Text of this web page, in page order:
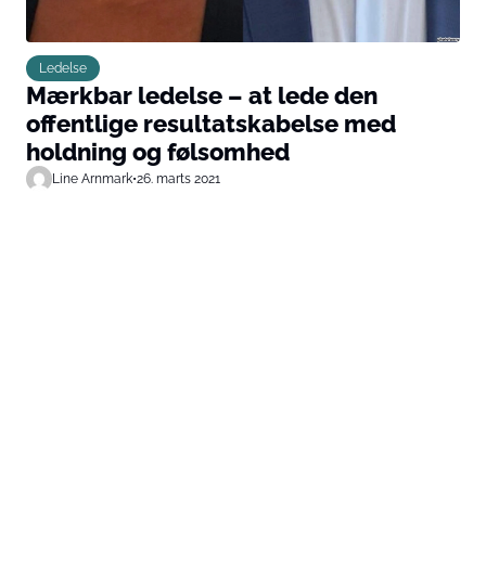
Ledelse
Mærkbar ledelse – at lede den
offentlige resultatskabelse med
holdning og følsomhed
Line Arnmark•26. marts 2021